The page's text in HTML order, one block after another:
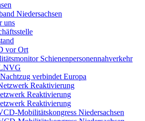
Niedersachsen
uns
vor Ort
Schienenpersonennahverkehr
verbindet Europa
Reaktivierung
Reaktivierung
Reaktivierung
Mobilitätskongress Niedersachsen